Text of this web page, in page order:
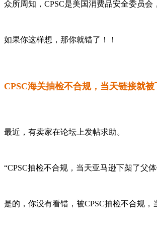
众所周知，CPSC是美国消费品安全委员
如果你这样想，那你就错了！！
CPSC海关抽检不合规，当天链接就被
最近，有卖家在论坛上发帖求助。
“CPSC抽检不合规，当天亚马逊下架了父
是的，你没有看错，被CPSC抽检不合规，